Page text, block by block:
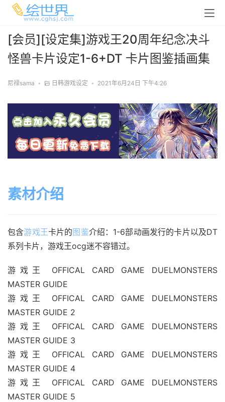
[会员][设定集]游戏王20周年纪念决斗
怪兽卡片设定1-6+DT 卡片图鉴插画集
尼禄sama • 日韩游戏设定 • 2021年6月24日 下午4:26
素材介绍
包含游戏王卡片的图鉴介绍：1-6部动画发行的卡片以及DT
系列卡片，游戏王ocg迷不容错过。
游戏王 OFFICAL CARD GAME DUELMONSTERS
MASTER GUIDE
游戏王 OFFICAL CARD GAME DUELMONSTERS
MASTER GUIDE 2
游戏王 OFFICAL CARD GAME DUELMONSTERS
MASTER GUIDE 3
游戏王 OFFICAL CARD GAME DUELMONSTERS
MASTER GUIDE 4
游戏王 OFFICAL CARD GAME DUELMONSTERS
MASTER GUIDE 5